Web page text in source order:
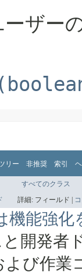
ザー
リー 非推奨 索引
すべてのクラス
詳細: フィールド |
機能強化
開発者
よび作